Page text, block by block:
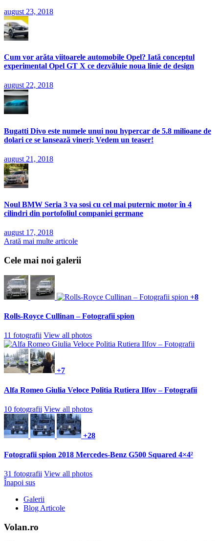
august 23, 2018
Cum vor arăta viitoarele automobile Opel? Iată conceptul
experimental Opel GT X ce dezvăluie noua linie de design
august 22, 2018
Bugatti Divo este numele unui nou hypercar de 5.8 milioane de
dolari ce se lansează vineri; Vedem un teaser!
august 21, 2018
Noul BMW Seria 3 va sosi cu cel mai puternic motor în 4
cilindri din portofoliul companiei germane
august 17, 2018
Arată mai multe articole
Cele mai noi galerii
+8
Rolls-Royce Cullinan – Fotografii spion
11 fotografii View all photos
+7
Alfa Romeo Giulia Veloce Politia Rutiera Ilfov – Fotografii
10 fotografii View all photos
+28
Fotografii spion 2018 Mercedes-Benz G500 Squared 4×4²
31 fotografii View all photos
Înapoi sus
Galerii
Blog Articole
Volan.ro